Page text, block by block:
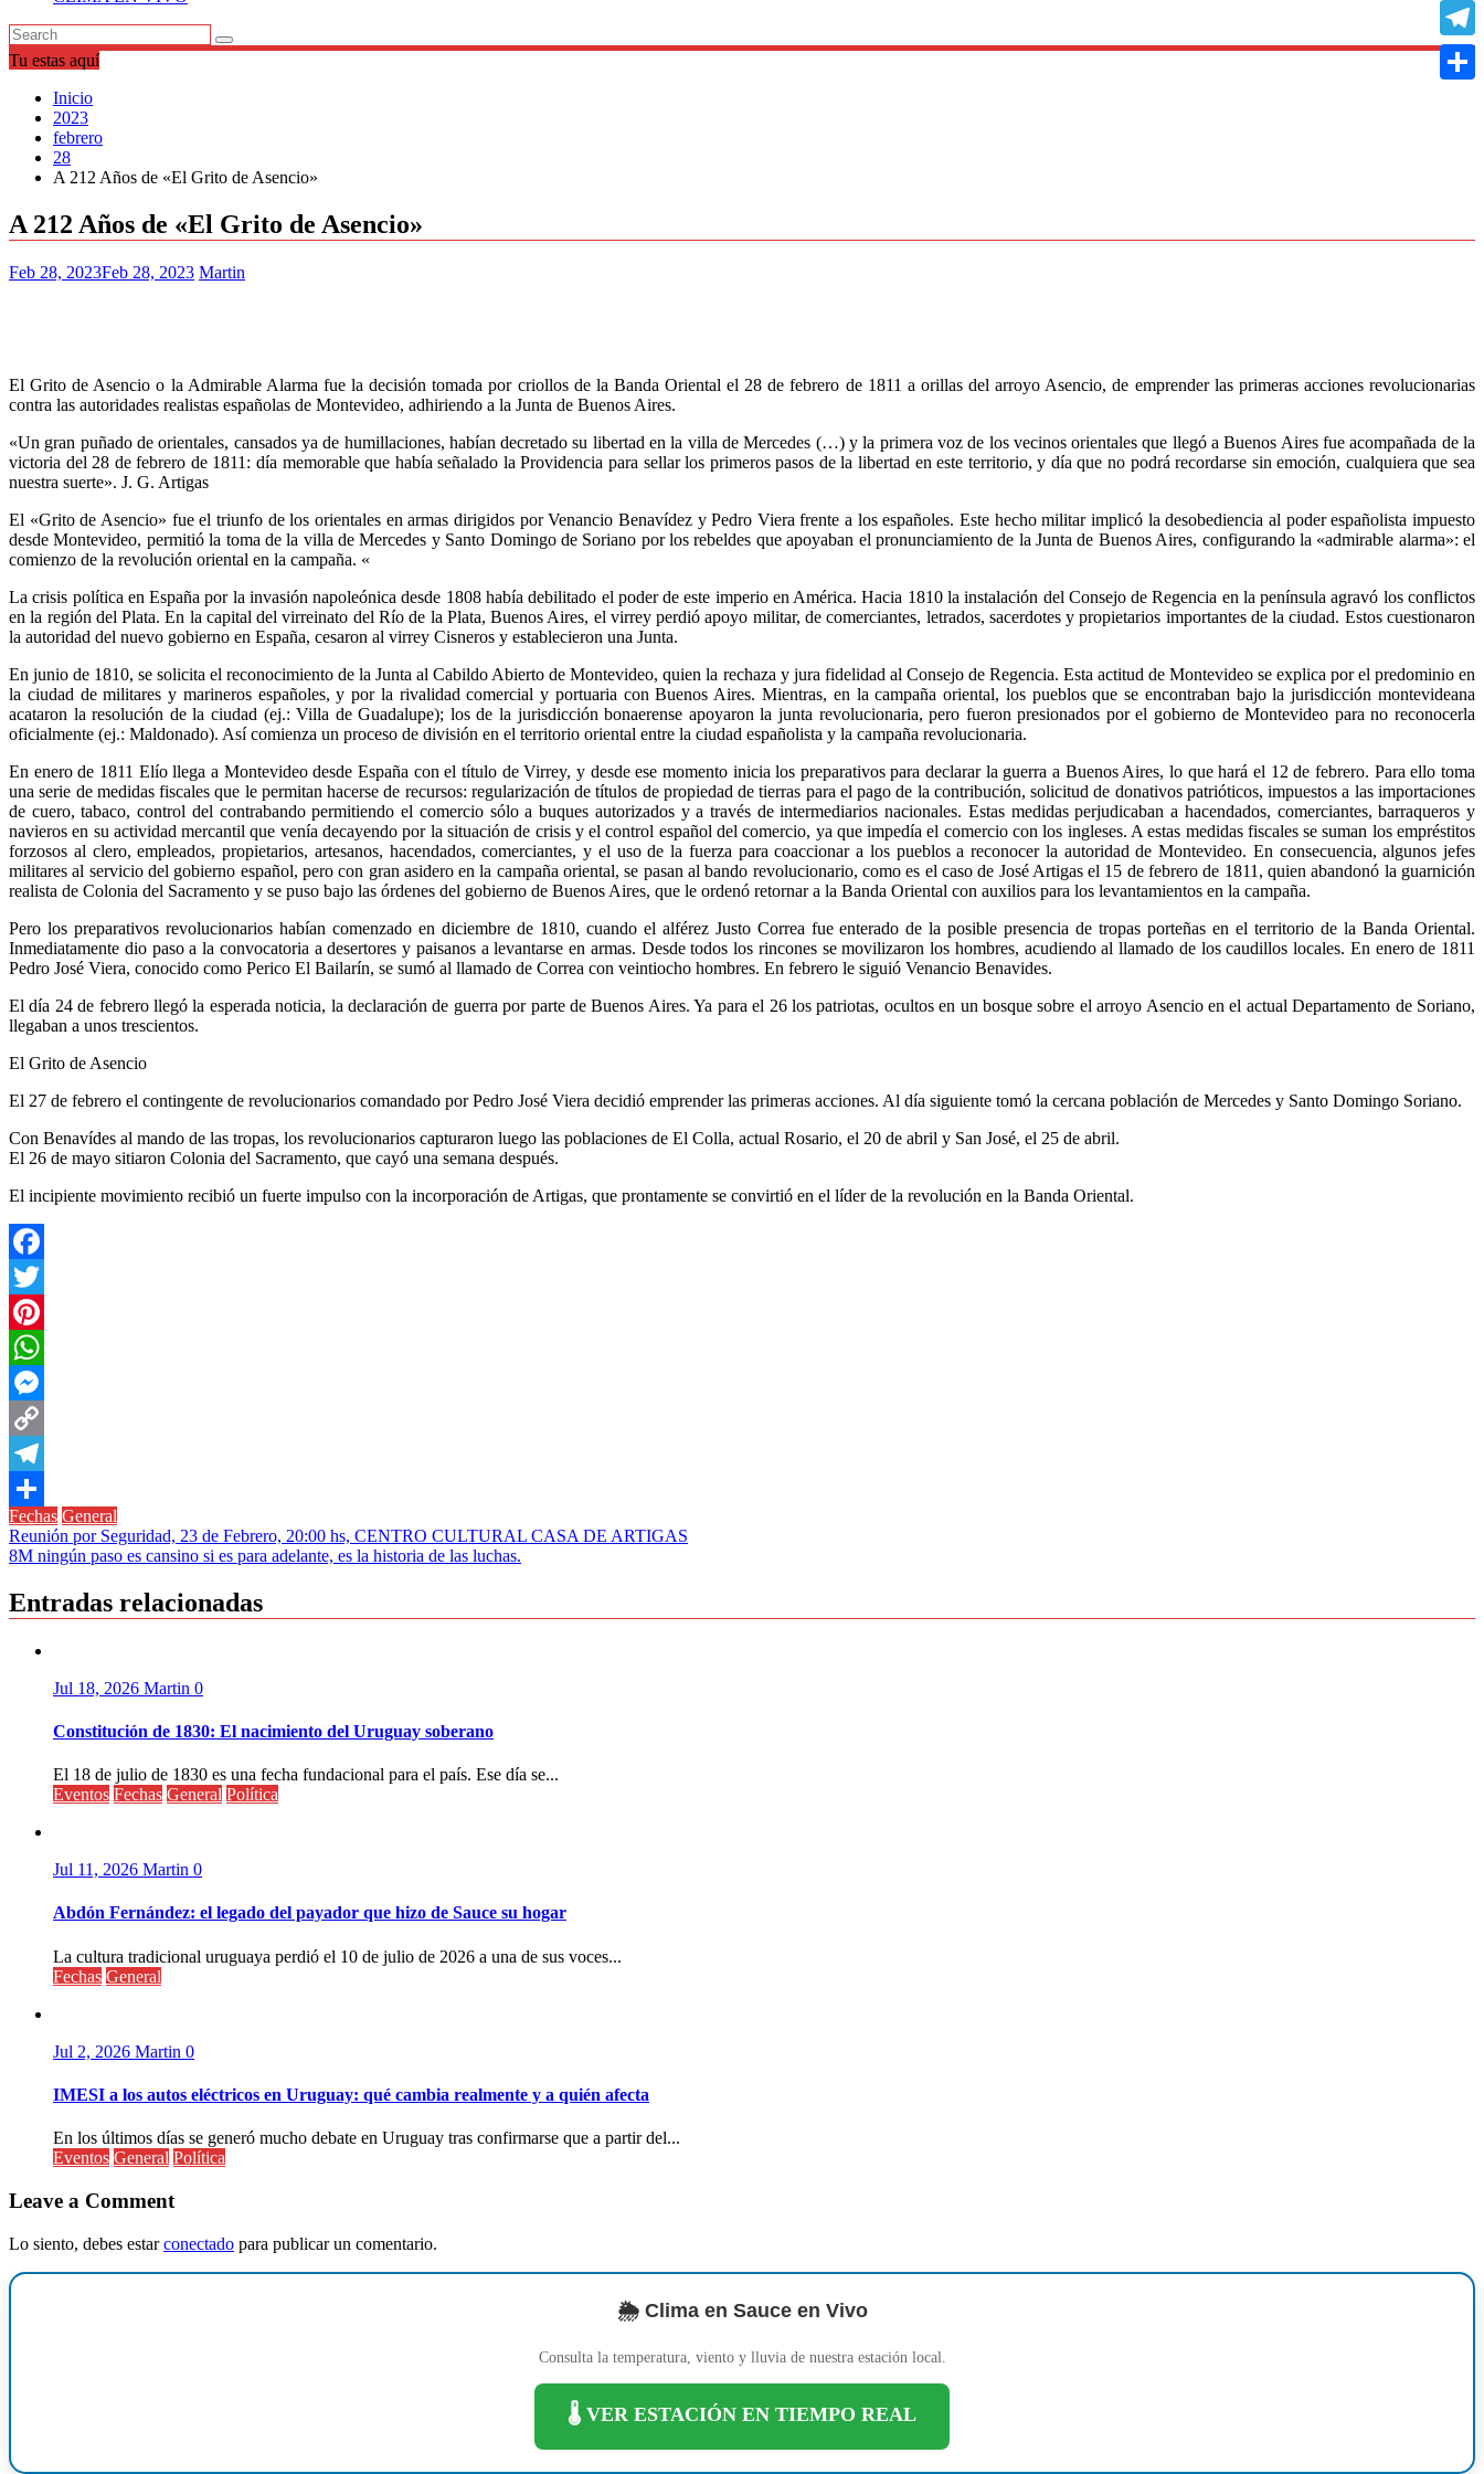
Tu estas aquí
Inicio
2023
febrero
28
A 212 Años de «El Grito de Asencio»
A 212 Años de «El Grito de Asencio»
Feb 28, 2023Feb 28, 2023 Martin
El Grito de Asencio o la Admirable Alarma​ fue la decisión tomada por criollos de la Banda Oriental el 28 de febrero de 1811 a orillas del arroyo Asencio, de emprender las primeras acciones revolucionarias
contra las autoridades realistas españolas de Montevideo,​ adhiriendo a la Junta de Buenos Aires.
«Un gran puñado de orientales, cansados ya de humillaciones, habían decretado su libertad en la villa de Mercedes (…) y la primera voz de los vecinos orientales que llegó a Buenos Aires fue acompañada de la
victoria del 28 de febrero de 1811: día memorable que había señalado la Providencia para sellar los primeros pasos de la libertad en este territorio, y día que no podrá recordarse sin emoción, cualquiera que sea
nuestra suerte». J. G. Artigas
El «Grito de Asencio» fue el triunfo de los orientales en armas dirigidos por Venancio Benavídez y Pedro Viera frente a los españoles. Este hecho militar implicó la desobediencia al poder españolista impuesto
desde Montevideo, permitió la toma de la villa de Mercedes y Santo Domingo de Soriano por los rebeldes que apoyaban el pronunciamiento de la Junta de Buenos Aires, configurando la «admirable alarma»: el
comienzo de la revolución oriental en la campaña. «
La crisis política en España por la invasión napoleónica desde 1808 había debilitado el poder de este imperio en América. Hacia 1810 la instalación del Consejo de Regencia en la península agravó los conflictos
en la región del Plata. En la capital del virreinato del Río de la Plata, Buenos Aires, el virrey perdió apoyo militar, de comerciantes, letrados, sacerdotes y propietarios importantes de la ciudad. Estos cuestionaron
la autoridad del nuevo gobierno en España, cesaron al virrey Cisneros y establecieron una Junta.
En junio de 1810, se solicita el reconocimiento de la Junta al Cabildo Abierto de Montevideo, quien la rechaza y jura fidelidad al Consejo de Regencia. Esta actitud de Montevideo se explica por el predominio en
la ciudad de militares y marineros españoles, y por la rivalidad comercial y portuaria con Buenos Aires. Mientras, en la campaña oriental, los pueblos que se encontraban bajo la jurisdicción montevideana
acataron la resolución de la ciudad (ej.: Villa de Guadalupe); los de la jurisdicción bonaerense apoyaron la junta revolucionaria, pero fueron presionados por el gobierno de Montevideo para no reconocerla
oficialmente (ej.: Maldonado). Así comienza un proceso de división en el territorio oriental entre la ciudad españolista y la campaña revolucionaria.
En enero de 1811 Elío llega a Montevideo desde España con el título de Virrey, y desde ese momento inicia los preparativos para declarar la guerra a Buenos Aires, lo que hará el 12 de febrero. Para ello toma
una serie de medidas fiscales que le permitan hacerse de recursos: regularización de títulos de propiedad de tierras para el pago de la contribución, solicitud de donativos patrióticos, impuestos a las importaciones
de cuero, tabaco, control del contrabando permitiendo el comercio sólo a buques autorizados y a través de intermediarios nacionales. Estas medidas perjudicaban a hacendados, comerciantes, barraqueros y
navieros en su actividad mercantil que venía decayendo por la situación de crisis y el control español del comercio, ya que impedía el comercio con los ingleses. A estas medidas fiscales se suman los empréstitos
forzosos al clero, empleados, propietarios, artesanos, hacendados, comerciantes, y el uso de la fuerza para coaccionar a los pueblos a reconocer la autoridad de Montevideo. En consecuencia, algunos jefes
militares al servicio del gobierno español, pero con gran asidero en la campaña oriental, se pasan al bando revolucionario, como es el caso de José Artigas el 15 de febrero de 1811, quien abandonó la guarnición
realista de Colonia del Sacramento y se puso bajo las órdenes del gobierno de Buenos Aires, que le ordenó retornar a la Banda Oriental con auxilios para los levantamientos en la campaña.
Pero los preparativos revolucionarios habían comenzado en diciembre de 1810, cuando el alférez Justo Correa fue enterado de la posible presencia de tropas porteñas en el territorio de la Banda Oriental.
Inmediatamente dio paso a la convocatoria a desertores y paisanos a levantarse en armas. Desde todos los rincones se movilizaron los hombres, acudiendo al llamado de los caudillos locales. En enero de 1811
Pedro José Viera, conocido como Perico El Bailarín, se sumó al llamado de Correa con veintiocho hombres. En febrero le siguió Venancio Benavides.
El día 24 de febrero llegó la esperada noticia, la declaración de guerra por parte de Buenos Aires. Ya para el 26 los patriotas, ocultos en un bosque sobre el arroyo Asencio en el actual Departamento de Soriano,
llegaban a unos trescientos.
El Grito de Asencio
El 27 de febrero el contingente de revolucionarios comandado por Pedro José Viera decidió emprender las primeras acciones. Al día siguiente tomó la cercana población de Mercedes y Santo Domingo Soriano.
Con Benavídes al mando de las tropas, los revolucionarios capturaron luego las poblaciones de El Colla, actual Rosario, el 20 de abril y San José, el 25 de abril.
El 26 de mayo sitiaron Colonia del Sacramento, que cayó una semana después.
El incipiente movimiento recibió un fuerte impulso con la incorporación de Artigas, que prontamente se convirtió en el líder de la revolución en la Banda Oriental.
Facebook
Twitter
Pinterest
WhatsApp
Messenger
Copy
Link
Telegram
Compartir
Fechas General
Navegación
de
entradas
Reunión por Seguridad, 23 de Febrero, 20:00 hs, CENTRO CULTURAL CASA DE ARTIGAS
8M ningún paso es cansino si es para adelante, es la historia de las luchas.
Entradas relacionadas
Jul 18, 2026 Martin 0
Constitución de 1830: El nacimiento del Uruguay soberano
El 18 de julio de 1830 es una fecha fundacional para el país. Ese día se...
Eventos Fechas General Política
Jul 11, 2026 Martin 0
Abdón Fernández: el legado del payador que hizo de Sauce su hogar
La cultura tradicional uruguaya perdió el 10 de julio de 2026 a una de sus voces...
Fechas General
Jul 2, 2026 Martin 0
IMESI a los autos eléctricos en Uruguay: qué cambia realmente y a quién afecta
En los últimos días se generó mucho debate en Uruguay tras confirmarse que a partir del...
Eventos General Política
Leave a Comment
Lo siento, debes estarconectado para publicar un comentario.
🌦️ Clima en Sauce en Vivo
Consulta la temperatura, viento y lluvia de nuestra estación local.
🌡️ VER ESTACIÓN EN TIEMPO REAL
Copy
Link